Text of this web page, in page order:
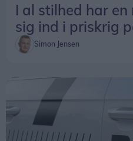
I al stilhed har
sig ind i priskrig
Simon Jensen